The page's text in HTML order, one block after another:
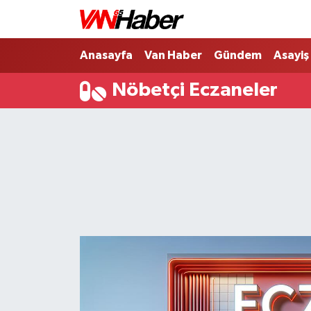
Anasayfa Van Haber Gündem Asayiş
Nöbetçi Eczaneler
Nöbetçi Eczaneler
Hava Durumu